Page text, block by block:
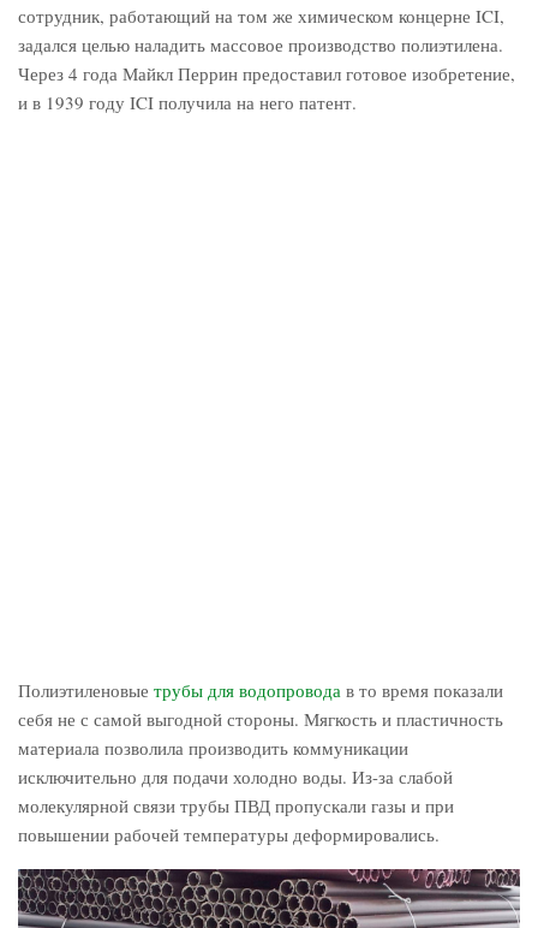
сотрудник, работающий на том же химическом концерне ICI,
задался целью наладить массовое производство полиэтилена.
Через 4 года Майкл Перрин предоставил готовое изобретение,
и в 1939 году ICI получила на него патент.
Полиэтиленовые трубы для водопровода в то время показали
себя не с самой выгодной стороны. Мягкость и пластичность
материала позволила производить коммуникации
исключительно для подачи холодно воды. Из-за слабой
молекулярной связи трубы ПВД пропускали газы и при
повышении рабочей температуры деформировались.